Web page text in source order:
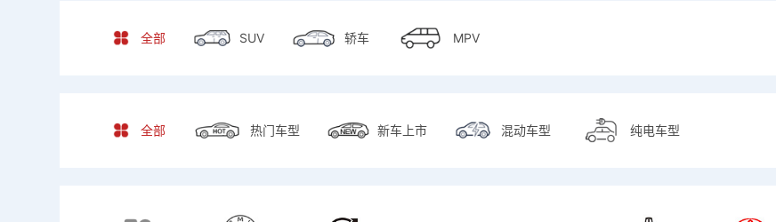
全部
SUV
轿车
MPV
全部
热门车型
新车上市
混动车型
纯电车型